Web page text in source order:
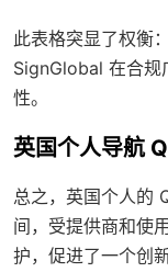
此表格突显了权衡
SignGlobal 在合规
性。
英国个人导航
总之，英国个人的
间，受提供商和使
护，促进了一个创